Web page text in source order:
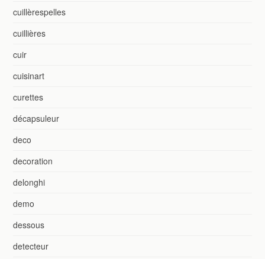
cuillèrespelles
cuillières
cuir
cuisinart
curettes
décapsuleur
deco
decoration
delonghi
demo
dessous
detecteur